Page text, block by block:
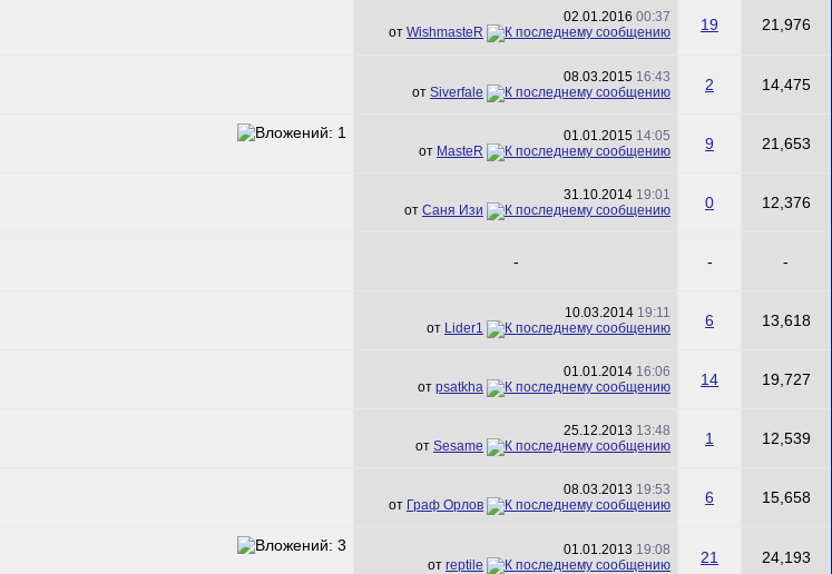
02.01.2016 00:37
от WishmasteR 19 21,976
08.03.2015 16:43
от Siverfale 2 14,475
01.01.2015 14:05
от MasteR 9 21,653
31.10.2014 19:01
от Саня Изи 0 12,376
- - -
10.03.2014 19:11
от Lider1 6 13,618
01.01.2014 16:06
от psatkha 14 19,727
25.12.2013 13:48
от Sesame 1 12,539
08.03.2013 19:53
от Граф Орлов 6 15,658
01.01.2013 19:08
от reptile 21 24,193